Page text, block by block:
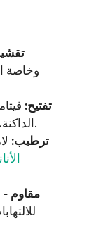
وخاصة
تفتيح:
, ، ونقل الإشعاع الطبيعي.
ترطيب:
مقاوم -